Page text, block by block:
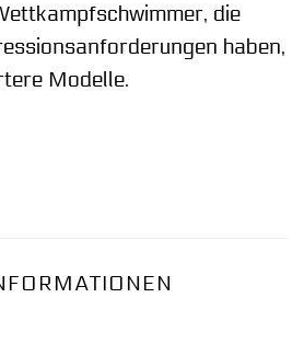
die
haben,
Modelle.